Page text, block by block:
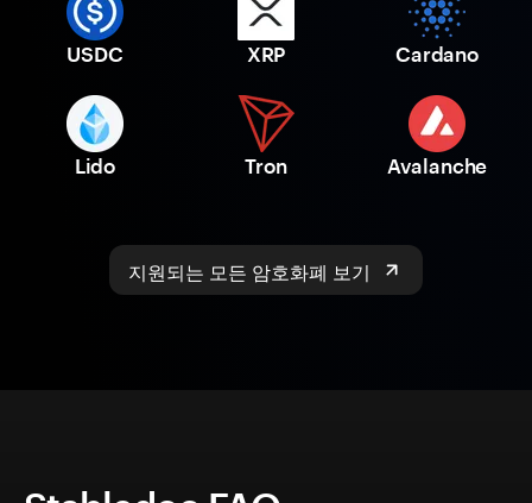
USDC XRP Cardano
Lido Tron Avalanche
지원되는 모든 암호화폐 보기